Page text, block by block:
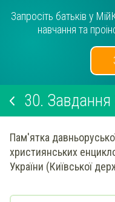
Запросіть батьків у
навчання та
30. Завдання
Пам'ятка
християнських
України (Київської